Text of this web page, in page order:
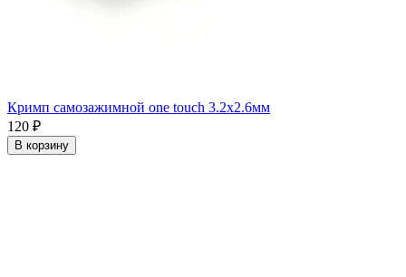
Кримп самозажимной one touch 3.2x2.6мм
120 ₽
В корзину